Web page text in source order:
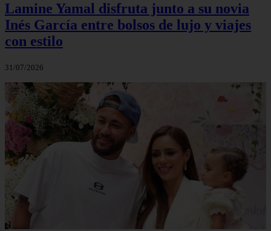
Lamine Yamal disfruta junto a su novia
Inés García entre bolsos de lujo y viajes
con estilo
31/07/2026